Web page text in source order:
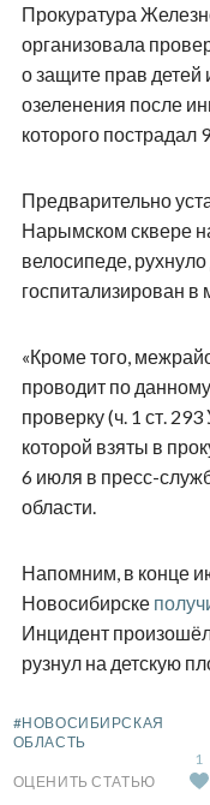
Прокуратура
организовала
о защите прав детей
озеленения после
которого пострадал
Предварительно
Нарымском сквере
велосипеде,
госпитализирован
«Кроме того,
проводит по
проверку (ч. 1 ст.
которой взяты в
6 июля в пресс-
области.
Напомним, в конце
Новосибирске
Инцидент
рузнул на детскую
#НОВОСИБИРСКАЯ
ОБЛАСТЬ
ОЦЕНИТЬ СТАТЬЮ
1